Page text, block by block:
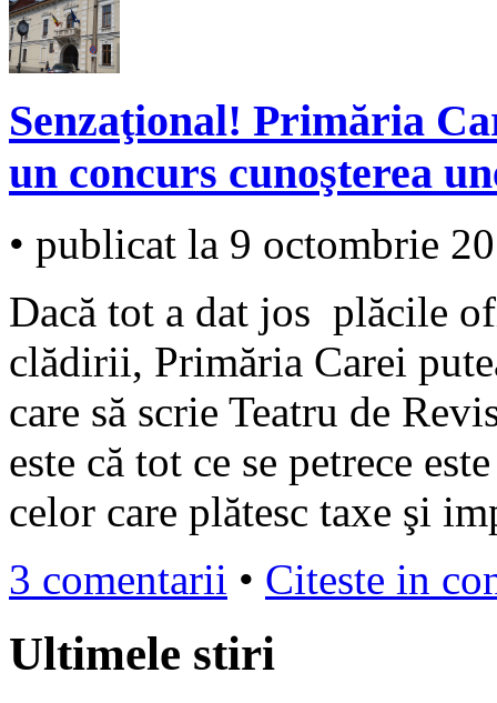
Senzaţional! Primăria
un concurs cunoşterea
• publicat la 9 octombrie
Dacă tot a dat jos plăcile
clădirii, Primăria Carei
care să scrie Teatru de
este că tot ce se petrece
celor care plătesc taxe şi
3 comentarii • Citeste in
Ultimele stiri